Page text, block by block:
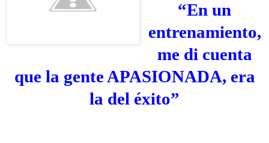
“En un
entrenamiento,
me di cuenta
que la gente APASIONADA, era
la del éxito”